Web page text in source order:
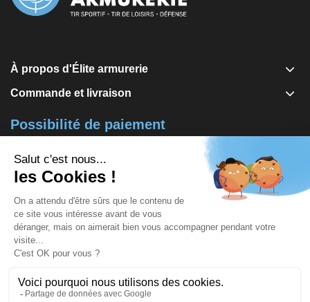
À propos d'Élite armurerie
Commande et livraison
Possibilité de paiement
Via notre banque "Société Générale" par SogEcommerce ou
notre partenaire Alma en 2x, 3x ou 4x
Contact
contact@elite-armurerie.fr
Parc d‘Activités des Vallées, Rue de la Ferronnerie, 89220